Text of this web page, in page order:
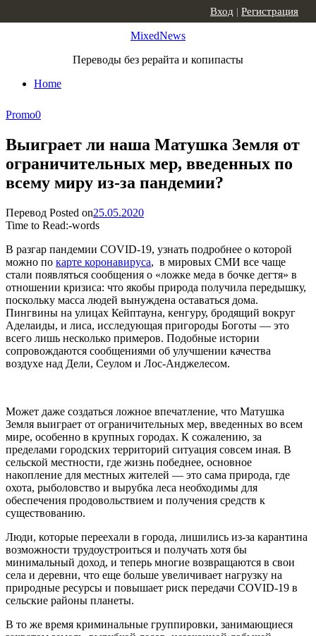
MixedNews
Переводы без рерайта и копипасты
Home
Вход | Регистрация
Promo0
Выиграет ли наша Матушка Земля от
ограничительных мер, введенных по
всему миру из-за пандемии?
Перевод Posted on25.05.2020
Time to Read:-words
В разгар пандемии COVID-19, узнать подробнее о которой
можно по карте коронавируса, в мировых СМИ все чаще
стали появляться сообщения о «ложке меда в бочке дегтя» в
отношении кризиса: что якобы природа получила передышку,
поскольку масса людей вынуждена оставаться дома.
Пингвины на улицах Кейптауна, кенгуру, бродящий вокруг
Аделаиды, и лиса, исследующая пригороды Боготы — это
всего лишь несколько примеров. Подобные истории
сопровождаются сообщениями об улучшении качества
воздухе над Дели, Сеулом и Лос-Анджелесом.
Может даже создаться ложное впечатление, что Матушка
Земля выиграет от ограничительных мер, введенных во всем
мире, особенно в крупных городах. К сожалению, за
пределами городских территорий ситуация совсем иная. В
сельской местности, где жизнь победнее, основное
накопление для местных жителей — это сама природа, где
охота, рыболовство и вырубка леса необходимы для
обеспечения продовольствием и получения средств к
существованию.
Люди, которые переехали в города, лишились из-за карантина
возможности трудоустроиться и получать хотя бы
минимальный доход, и теперь многие возвращаются в свои
села и деревни, что еще больше увеличивает нагрузку на
природные ресурсы и повышает риск передачи COVID-19 в
сельские районы планеты.
В то же время криминальные группировки, занимающиеся